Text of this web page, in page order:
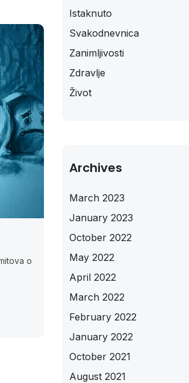
o
Istaknuto
Svakodnevnica
Zanimljivosti
Zdravlje
Život
Archives
March 2023
January 2023
October 2022
May 2022
April 2022
March 2022
February 2022
January 2022
October 2021
August 2021